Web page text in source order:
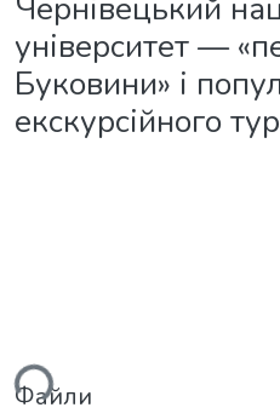
Чернівецький
університет —
Буковини» і
екскурсійного
Файли